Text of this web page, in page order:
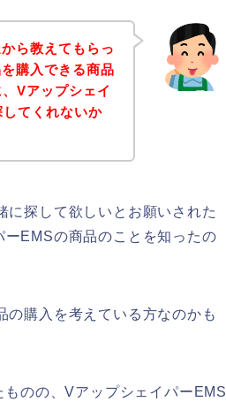
ら教えてもらっ
購入できる商品
Vアップシェイ
てくれないか
に探して欲しいとお願いされた
EMSの商品のことを知ったの
の購入を考えている方なのかも
のの、VアップシェイパーEMS